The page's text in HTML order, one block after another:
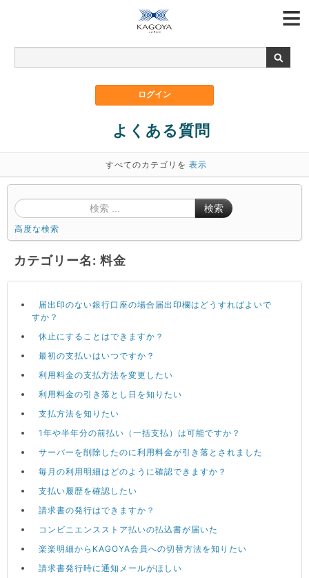
よくある質問
すべてのカテゴリを 表示
検索
高度な検索
カテゴリー名: 料金
届出印のない銀行口座の場合届出印欄はどうすればよいで
すか？
休止にすることはできますか？
最初の支払いはいつですか？
利用料金の支払方法を変更したい
利用料金の引き落とし日を知りたい
支払方法を知りたい
1年や半年分の前払い（一括支払）は可能ですか？
サーバーを削除したのに利用料金が引き落とされました
毎月の利用明細はどのように確認できますか？
支払い履歴を確認したい
請求書の発行はできますか？
コンビニエンスストア払いの払込書が届いた
楽楽明細からKAGOYA会員への切替方法を知りたい
請求書発行時に通知メールがほしい